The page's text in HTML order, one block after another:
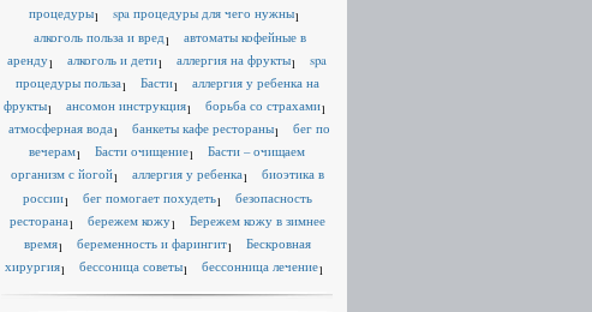
процедуры1 spa процедуры для чего нужны1
алкоголь польза и вред1
автоматы кофейные в
аренду1 алкоголь и дети1 аллергия на фрукты1
spa
процедуры польза1 Басти1
аллергия у ребенка на
фрукты1 ансомон инструкция1 борьба со страхами1
атмосферная вода1 банкеты кафе рестораны1
бег по
вечерам1 Басти очищение1
Басти – очищаем
организм с йогой1 аллергия у ребенка1
биоэтика в
россии1 бег помогает похудеть1
безопасность
ресторана1 бережем кожу1
Бережем кожу в зимнее
время1 беременность и фарингит1
Бескровная
хирургия1 бессоница советы1 бессонница лечение1